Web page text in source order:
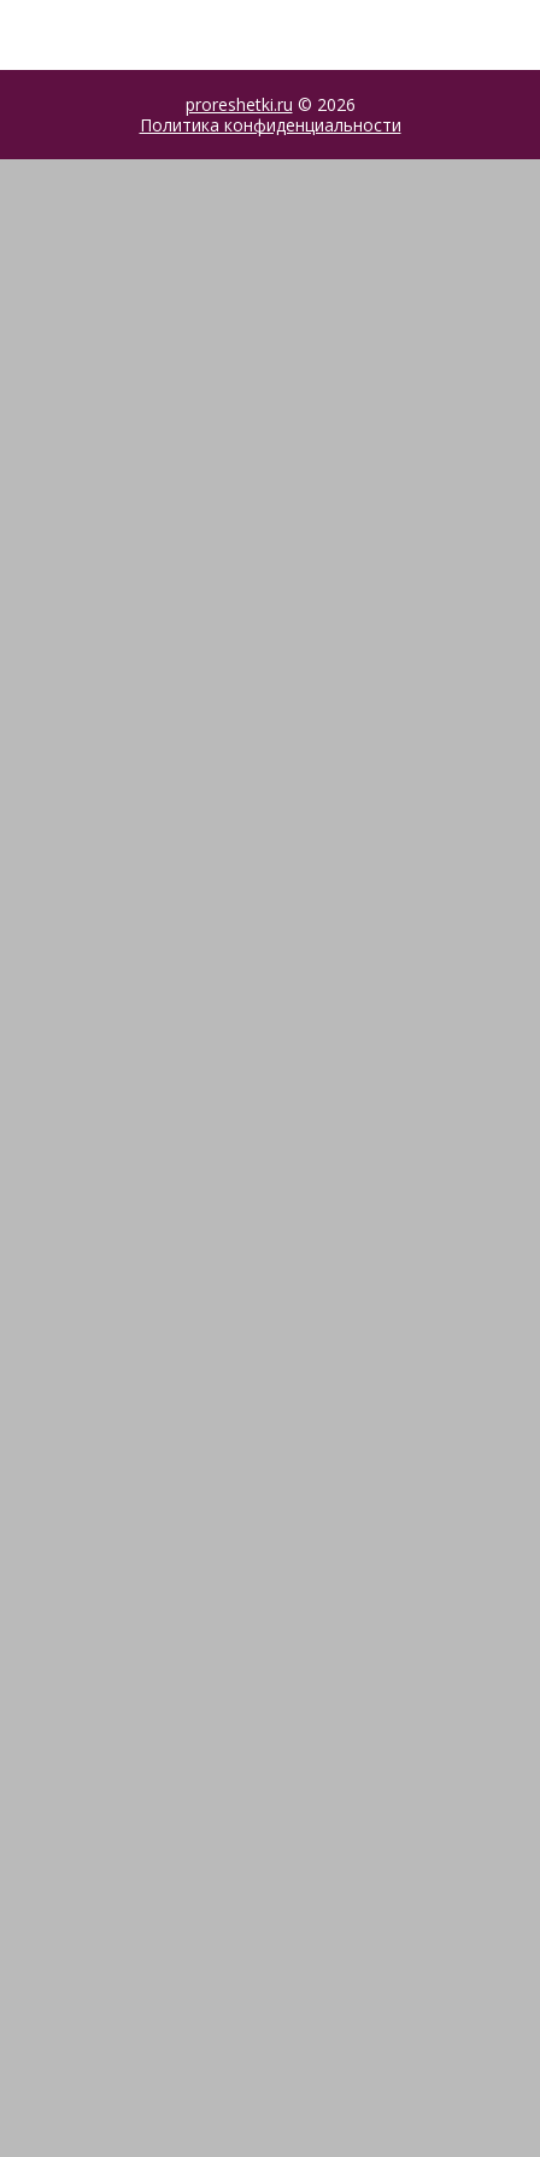
proreshetki.ru © 2026
Политика конфиденциальности